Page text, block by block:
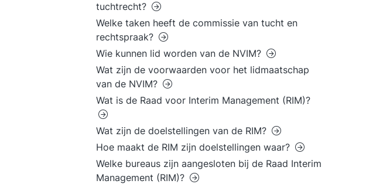
tuchtrecht?
Welke taken heeft de commissie van tucht en
rechtspraak?
Wie kunnen lid worden van de NVIM?
Wat zijn de voorwaarden voor het lidmaatschap
van de NVIM?
Wat is de Raad voor Interim Management (RIM)?
Wat zijn de doelstellingen van de RIM?
Hoe maakt de RIM zijn doelstellingen waar?
Welke bureaus zijn aangesloten bij de Raad Interim
Management (RIM)?